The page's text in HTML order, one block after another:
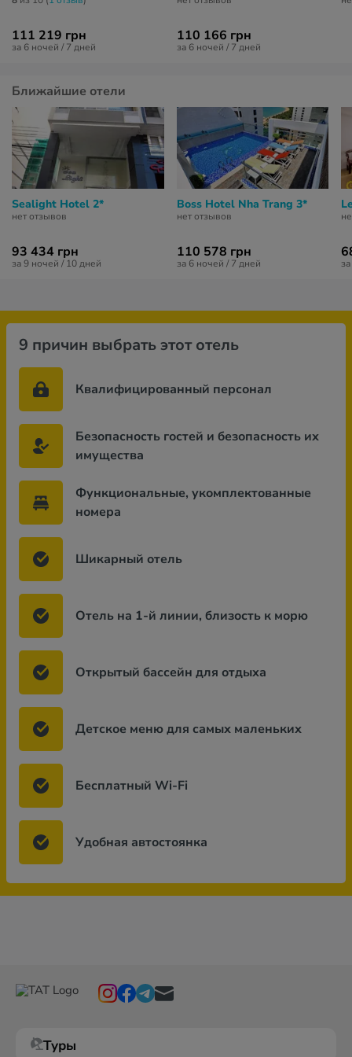
111 219 грн
за 6 ночей / 7 дней
110 166 грн
за 6 ночей / 7 дней
Ближайшие отели
Sealight Hotel 2*
нет отзывов
93 434 грн
за 9 ночей / 10 дней
Boss Hotel Nha Trang 3*
нет отзывов
110 578 грн
за 6 ночей / 7 дней
9 причин выбрать этот отель
Квалифицированный персонал
Безопасность гостей и безопасность их
имущества
Функциональные, укомплектованные
номера
Шикарный отель
Отель на 1-й линии, близость к морю
Открытый бассейн для отдыха
Детское меню для самых маленьких
Бесплатный Wi-Fi
Удобная автостоянка
Туры